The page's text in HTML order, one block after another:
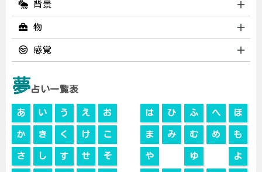
背景
物
感覚
夢占い一覧表
あ い う え お は ひ ふ へ ほ
か き く け こ ま み む め も
さ し す せ そ や ゆ よ